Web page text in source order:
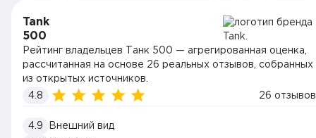
Tank
500
Рейтинг владельцев Танк 500 — агрегированная оценка,
рассчитанная на основе 26 реальных отзывов, собранных
из открытых источников.
4.8
26 отзывов
4.9
Внешний вид